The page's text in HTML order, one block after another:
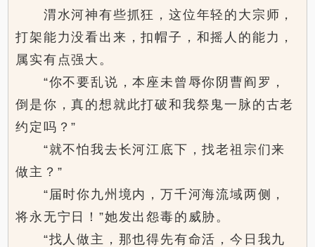
渭水河神有些抓狂，这位年轻的大宗师，
打架能力没看出来，扣帽子，和摇人的能力，
属实有点强大。
“你不要乱说，本座未曾辱你阴曹阎罗，
倒是你，真的想就此打破和我祭鬼一脉的古老
约定吗？”
“就不怕我去长河江底下，找老祖宗们来
做主？”
“届时你九州境内，万千河海流域两侧，
将永无宁日！”她发出怨毒的威胁。
“找人做主，那也得先有命活，今日我九